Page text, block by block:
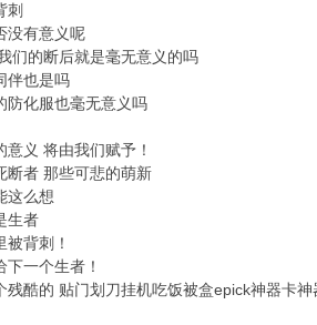
刺
没有意义呢
们的断后就是毫无意义的吗
伴也是吗
防化服也毫无意义吗
意义 将由我们赋予！
断者 那些可悲的萌新
这么想
生者
背刺！
一个生者！
残酷的 贴门划刀挂机吃饭被盒epick神器卡